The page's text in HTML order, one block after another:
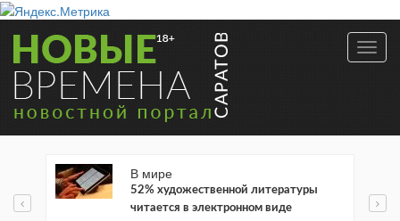
В мире
52% художественной литературы
читается в электронном виде